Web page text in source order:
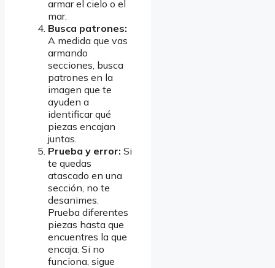
armar el cielo o el
mar.
Busca patrones:
A medida que vas
armando
secciones, busca
patrones en la
imagen que te
ayuden a
identificar qué
piezas encajan
juntas.
Prueba y error: Si
te quedas
atascado en una
sección, no te
desanimes.
Prueba diferentes
piezas hasta que
encuentres la que
encaja. Si no
funciona, sigue